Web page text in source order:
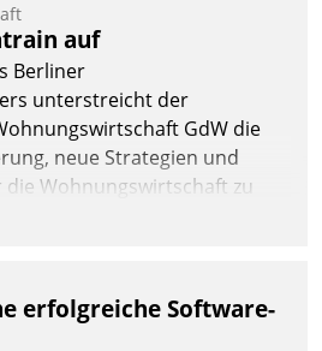
auf
Berliner
unterstreicht der
GdW die
neue Strategien und
Wohnungswirtschaft zu
erfolgreiche Software-